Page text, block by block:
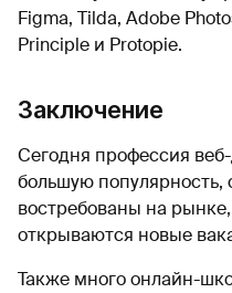
Figma, Tilda, Adobe
Principle и Protopie.
Заключение
Сегодня профессия
большую
востребованы на
открываются новые
Также много онлайн-